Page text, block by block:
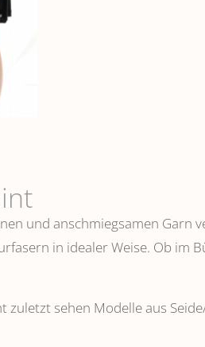
und anschmiegsamen Garn
in idealer Weise. Ob im
zuletzt sehen Modelle aus